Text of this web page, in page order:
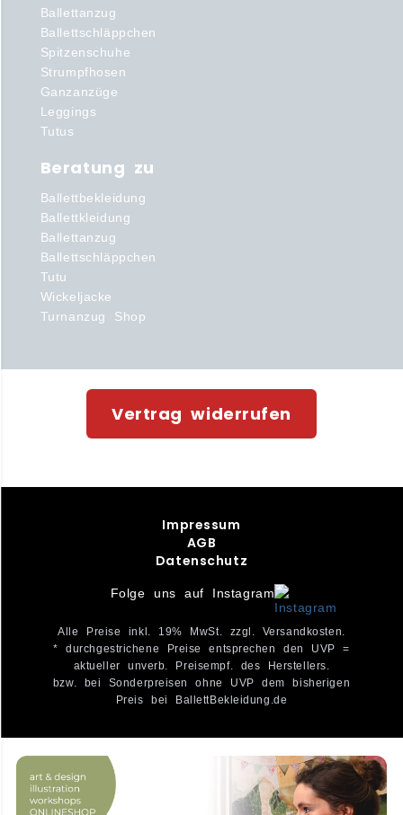
Ballettanzug
Ballettschläppchen
Spitzenschuhe
Strumpfhosen
Ganzanzüge
Leggings
Tutus
Beratung zu
Ballettbekleidung
Ballettkleidung
Ballettanzug
Ballettschläppchen
Tutu
Wickeljacke
Turnanzug Shop
Vertrag widerrufen
Impressum
AGB
Datenschutz
Folge uns auf Instagram
Alle Preise inkl. 19% MwSt. zzgl. Versandkosten.
* durchgestrichene Preise entsprechen den UVP =
aktueller unverb. Preisempf. des Herstellers.
bzw. bei Sonderpreisen ohne UVP dem bisherigen
Preis bei BallettBekleidung.de